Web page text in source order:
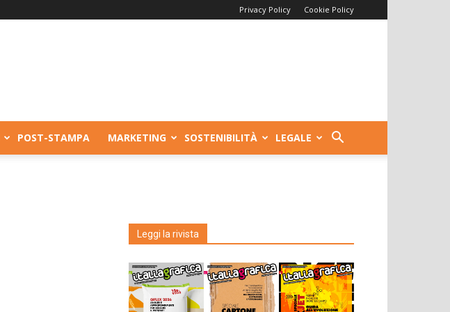
Privacy Policy Cookie Policy
POST-STAMPA MARKETING SOSTENIBILITÀ LEGALE
Leggi la rivista